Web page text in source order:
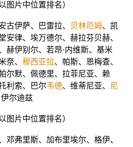
图片中位置排名）
古伊萨、巴雷拉、 贝林厄姆、凯
安律、埃万德尔、赫拉芬贝赫、
赫伊别尔、若昂·内维斯、基米
奈、 穆西亚拉、帕斯、恩梅查、
尔默、佩德里、拉菲尼亚、赖
利索、巴尔韦德、维蒂尼亚、
尼
尔迪兹
图片中位置排名）
邓弗里斯、加布里埃尔、格伊、